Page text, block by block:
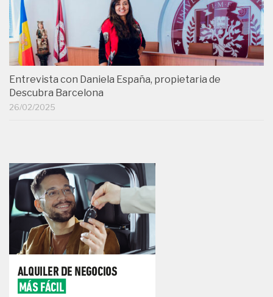
Entrevista con Daniela España, propietaria de
Descubra Barcelona
26/02/2025